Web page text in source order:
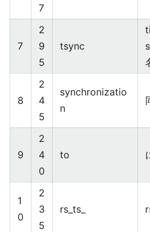
7
7
2
9
5
tsync
8
2
4
5
synchronizatio
n
9
2
4
0
to
1
0
2
3
5
rs_ts_